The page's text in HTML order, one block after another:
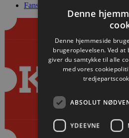
Fanshop
Denne
Denne hjemmeside
brugeroplevelsen. Ved
giver du samtykke til alle
med vores
ABSOLUT
YDEEVNE